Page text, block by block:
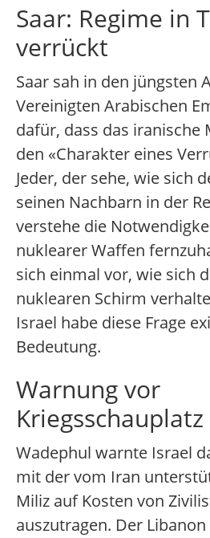
Saar: Regime in
verrückt
Saar sah in den jüngsten
Vereinigten Arabischen
dafür, dass das iranische
den «Charakter eines
Jeder, der sehe, wie sich
seinen Nachbarn in der
verstehe die
nuklearer Waffen
sich einmal vor, wie sich
nuklearen Schirm
Israel habe diese Frage
Bedeutung.
Warnung vor
Wadephul warnte Israel
mit der vom Iran
Miliz auf Kosten von
auszutragen. Der